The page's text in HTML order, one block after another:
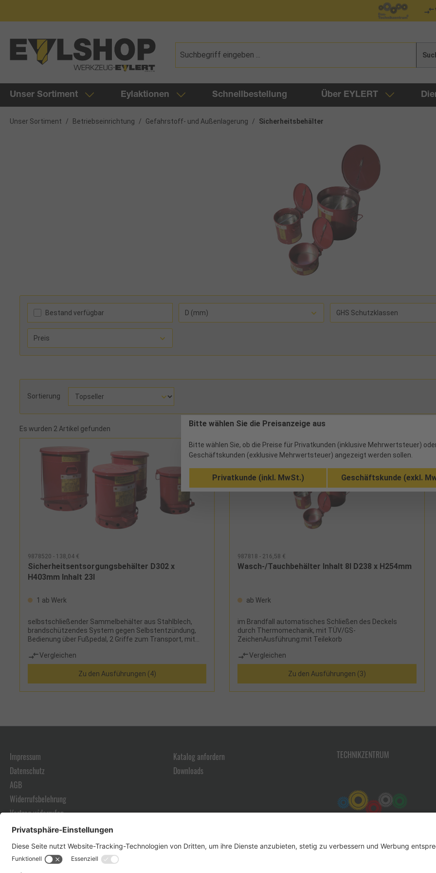
Unser Sortiment Eylaktionen Schnellbestellung Über EYLERT
Unser Sortiment / Betriebseinrichtung / Gefahrstoff- und Außenlagerung / Sicherheitsbehälter
Bestand verfügbar D (mm) GHS Schutzklassen
Preis
Sortierung
Es wurden 2 Artikel gefunden
9878520 - 138,04 €
Sicherheitsentsorgungsbehälter D302 x
H403mm Inhalt 23l
1 ab Werk
selbstschließender Sammelbehälter aus Stahlblech,
brandschützendes System gegen Selbstentzündung,
Bedienung über Fußpedal, 2 Griffe zum Transport, mit
Vergleichen
Zu den Ausführungen (4)
987818 - 216,58 €
Wasch-/Tauchbehälter Inhalt 8l D238 x H254mm
ab Werk
im Brandfall automatisches Schließen des Deckels
durch Thermomechanik, mit TÜV/GS-
ZeichenAusführung:mit Teilekorb
Vergleichen
Zu den Ausführungen (3)
Impressum
Datenschutz
AGB
Widerrufsbelehrung
Vertrag widerrufen
Katalog anfordern
Downloads
TECHNIKZENTRUM
Bitte wählen Sie die Preisanzeige aus
Bitte wählen Sie, ob die Preise für Privatkunden (inklusive Mehrwertsteuer)
Geschäftskunden (exklusive Mehrwertsteuer) angezeigt werden sollen.
Privatkunde (inkl. MwSt.) Geschäftskunde (exkl.